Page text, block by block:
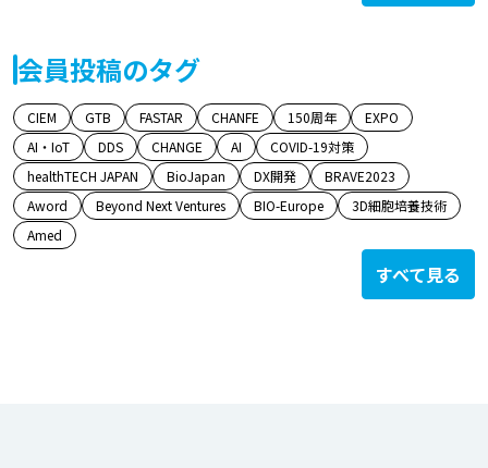
会員投稿のタグ
CIEM GTB FASTAR CHANFE 150周年
EXPO
AI・IoT
DDS CHANGE AI
COVID-19対策
healthTECH JAPAN
BioJapan DX開発
BRAVE2023
Aword
Beyond Next Ventures BIO-Europe
3D細胞培養技術
Amed
すべて見る